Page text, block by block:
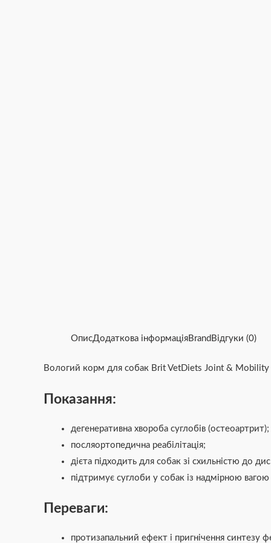
ОписДодаткова інформаціяBrand Відгуки (0)
Вологий корм для собак Brit VetDiets Joint & Mobility –
Показання:
дегенеративна хвороба суглобів (остеоартрит);
посляортопедична реабілітація;
дієта підходить для собак зі схильністю до
підтримує суглоби у собак із надмірною
Переваги:
протизапальний ефект і пригнічення синтезу